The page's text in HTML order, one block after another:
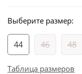
Выберите размер:
44 46 48
Таблица размеров